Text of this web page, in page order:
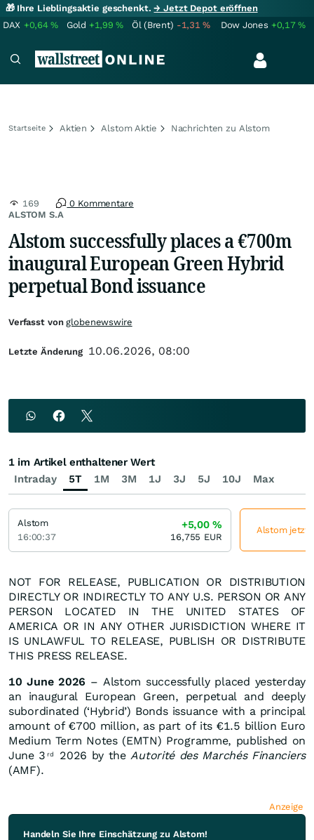
🎁 Ihre Lieblingsaktie geschenkt.→ Jetzt Depot eröffnen
DAX +0,64% Gold +1,99% Öl (Brent) -1,31% Dow Jones +0,17%
Startseite Aktien Alstom Aktie Nachrichten zu Alstom
ALSTOM S.A
169 0 Kommentare
Alstom successfully places a €700m
inaugural European Green Hybrid
perpetual Bond issuance
NOT FOR RELEASE, PUBLICATION OR DISTRIBUTION
DIRECTLY OR INDIRECTLY TO ANY U.S. PERSON OR ANY
PERSON LOCATED IN THE UNITED STATES OF
AMERICA OR IN ANY OTHER JURISDICTION WHERE IT
IS UNLAWFUL TO RELEASE, PUBLISH OR DISTRIBUTE
THIS PRESS RELEASE.
10 June 2026 – Alstom successfully placed yesterday
an inaugural European Green, perpetual and deeply
subordinated (‘Hybrid’) Bonds issuance with a principal
amount of €700 million, as part of its €1.5 billion Euro
Medium Term Notes (EMTN) Programme, published on
June 3 rd 2026 by theAutorité des Marchés Financiers
(AMF).
Anzeige
Handeln Sie Ihre Einschätzung zu Alstom!
Verfasst vonglobenewswire
Letzte Änderung 10.06.2026, 08:00
Intraday 5T 1M 3M 1J 3J 5J 10J Max
1 im Artikel enthaltener Wert
Alstom
16:00:37
+5,00%
16,755 EUR
Alstom jetzt